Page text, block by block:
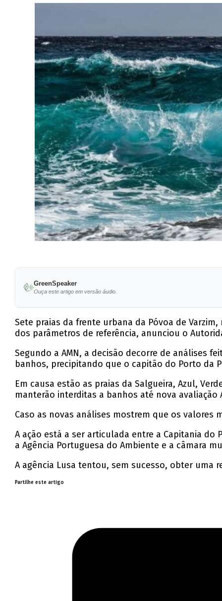
GreenSpeaker
Ouça este artigo em versão áudio.
Sete praias da frente urbana da Póvoa de
dos parâmetros de referência, anunciou o
Segundo a AMN, a decisão decorre de análises
banhos, precipitando que o capitão do Porto da
Em causa estão as praias da Salgueira, Azul,
manterão interditas a banhos até nova
Caso as novas análises mostrem que os valores
A ação está a ser articulada entre a Capitania do
a Agência Portuguesa do Ambiente e a câmara
A agência Lusa tentou, sem sucesso, obter uma
Partilhe este artigo